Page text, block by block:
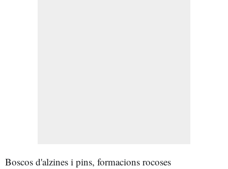
Boscos d'alzines i pins, formacions rocoses